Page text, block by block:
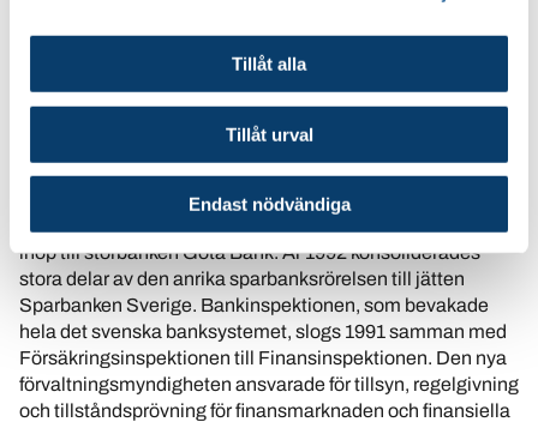
Tillåt alla
Tillåt urval
Endast nödvändiga
checkar dog ut.
Fusioneringstrenden i bankvärlden, som varit vilande
sedan 1970-talets stora samgåenden, tog återigen fart
1986 då Uplandsbanken och Sundsvallsbanken
tillsammans bildade Nordbanken. 1990 köptes de upp av
PKbanken, varpå Nordbanken blev rörelsens nya
varumärke. Samma år gick tre västsvenska affärsbanker
ihop till storbanken Gota Bank. År 1992 konsoliderades
stora delar av den anrika sparbanksrörelsen till jätten
Sparbanken Sverige. Bankinspektionen, som bevakade
hela det svenska banksystemet, slogs 1991 samman med
Försäkringsinspektionen till Finansinspektionen. Den nya
förvaltningsmyndigheten ansvarade för tillsyn, regelgivning
och tillståndsprövning för finansmarknaden och finansiella